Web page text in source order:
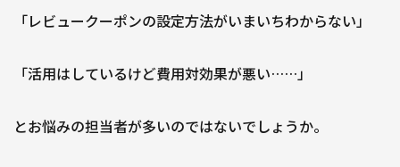
「レビュークーポンの設定方法がいまいちわからない」
「活用はしているけど費用対効果が悪い……」
とお悩みの担当者が多いのではないでしょうか。